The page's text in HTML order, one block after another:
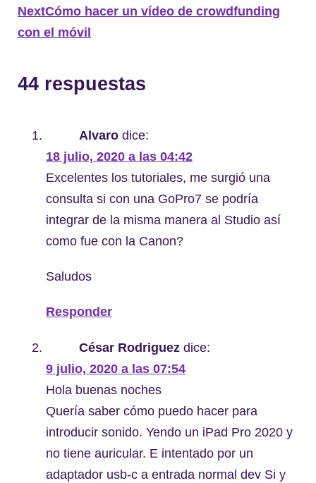
NextCómo hacer un vídeo de crowdfunding
con el móvil
44 respuestas
Alvaro dice:
18 julio, 2020 a las 04:42
Excelentes los tutoriales, me surgió una
consulta si con una GoPro7 se podría
integrar de la misma manera al Studio así
como fue con la Canon?
Saludos
Responder
César Rodriguez dice:
9 julio, 2020 a las 07:54
Hola buenas noches
Quería saber cómo puedo hacer para
introducir sonido. Yendo un iPad Pro 2020 y
no tiene auricular. E intentado por un
adaptador usb-c a entrada normal dev Si y